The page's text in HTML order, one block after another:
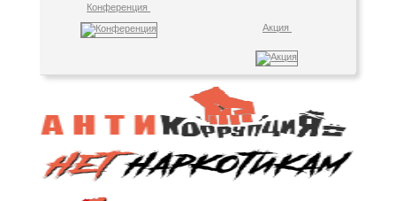
Конференция
Акция